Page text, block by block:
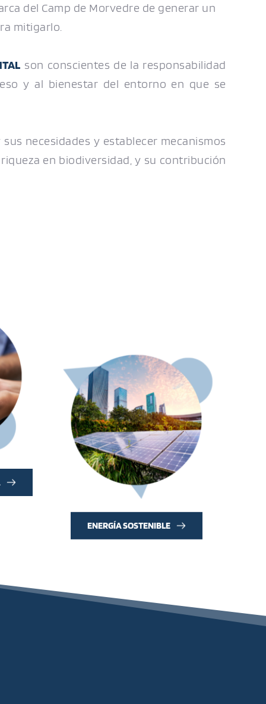
del Camp de Morvedre de generar un
mitigarlo.
son conscientes de la responsabilidad
y al bienestar del entorno en que se
necesidades y establecer mecanismos
en biodiversidad, y su contribución
ENERGÍA SOSTENIBLE